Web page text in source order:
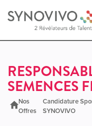
Retour au site
SEMENCES
Nos
Offres
Candidature
SYNOVIVO